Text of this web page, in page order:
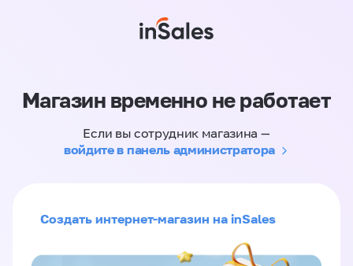
Магазин временно не работает
Если вы сотрудник магазина —
войдите в панель администратора
Создать интернет-магазин на inSales